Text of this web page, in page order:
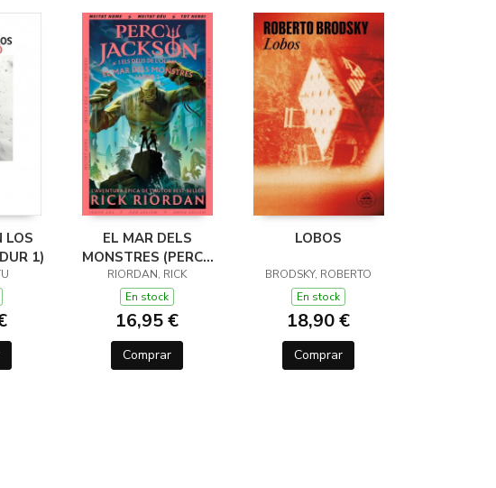
LOS
1)
EL MAR DELS
MONSTRES (PERCY
JACKSON I ELS
DÉUS DE L'OLIMP 2)
RIORDAN, RICK
En stock
16,95 €
Comprar
LOBOS
BRODSKY, ROBERTO
En stock
18,90 €
Comprar